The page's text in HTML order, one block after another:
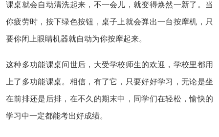
课桌就会自动清洗起来，不一会儿，就变得焕然一新了。当
你疲劳时，按下绿色按钮，桌子上就会弹出一台按摩机，只
要你闭上眼睛机器就自动为你按摩起来。
这种多功能课桌问世后，大受学校师生的欢迎，学校里都用
上了多功能课桌。相信，有了它，只要好好学习，无论是坐
在前排还是后排，在不久的期末中，同学们在轻松，愉快的
学习中一定都能考出好成绩。